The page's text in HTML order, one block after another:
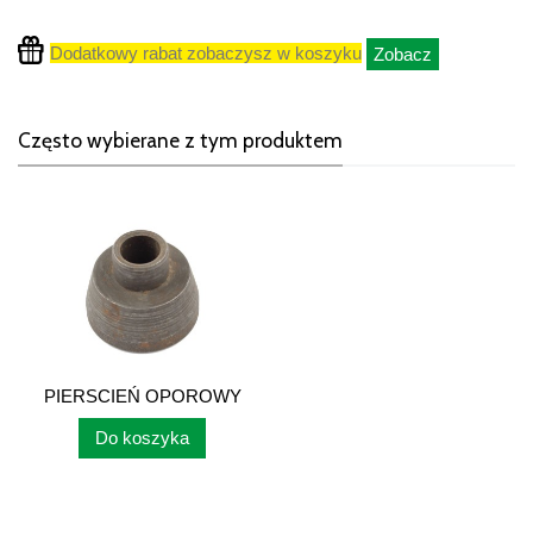
Dodatkowy rabat zobaczysz w koszyku Zobacz
Często wybierane z tym produktem
PIERSCIEŃ OPOROWY
C-385 80121086
Do koszyka